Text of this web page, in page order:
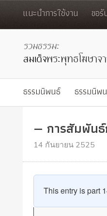
แนะนำการใช้งาน ขอ
ธรรมนิพนธ์ ธรรมนิพ
— การสัมพัน
14 กันยายน 2525
This entry is part